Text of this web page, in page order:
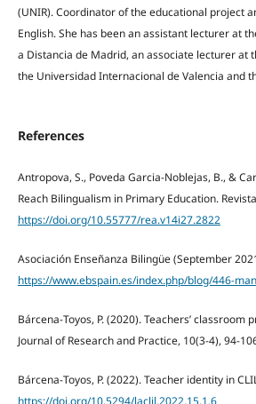
(UNIR). Coordinator of the educational project
English. She has been an assistant lecturer at
a Distancia de Madrid, an associate lecturer at
the Universidad Internacional de Valencia and
References
Antropova, S., Poveda Garcia-Noblejas, B., &
Reach Bilingualism in Primary Education.
https://doi.org/10.55777/rea.v14i27.2822
Asociación Enseñanza Bilingüe (September
https://www.ebspain.es/index.php/blog/446-
Bárcena-Toyos, P. (2020). Teachers’
Journal of Research and Practice, 10(3-4), 94-
Bárcena-Toyos, P. (2022). Teacher identity in